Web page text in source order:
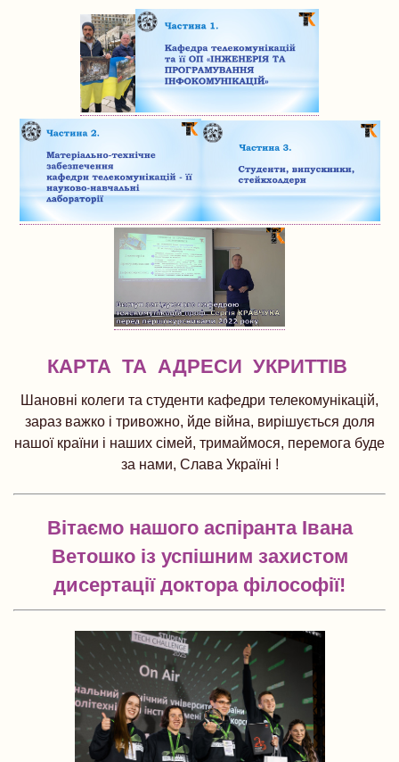
КАРТА ТА АДРЕСИ УКРИТТІВ
Шановні колеги та студенти кафедри телекомунікацій,
зараз важко і тривожно, йде війна, вирішується доля
нашої країни і наших сімей, тримаймося, перемога буде
за нами, Слава Україні !
Вітаємо нашого аспіранта Івана
Ветошко із успішним захистом
дисертації доктора філософії!